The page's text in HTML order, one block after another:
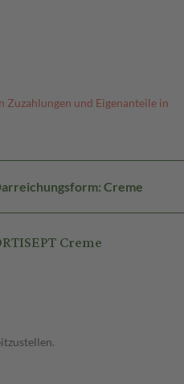
Zuzahlungen und Eigenanteile in
Creme
Creme